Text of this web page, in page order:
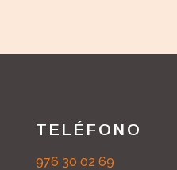
TELÉFONO
976 30 02 69